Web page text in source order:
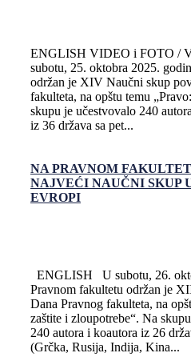
ENGLISH VIDEO i FOTO /
subotu, 25. oktobra 2025.
održan je XIV Naučni skup
fakulteta, na opštu temu
skupu je učestvovalo 240
iz 36 država sa pet...
NA PRAVNOM
NAJVEĆI NAUČNI SKUP
EVROPI
ENGLISH U subotu, 26.
Pravnom fakultetu održan je
Dana Pravnog fakulteta, na
zaštite i zloupotrebe“. Na
240 autora i koautora iz 26
(Grčka, Rusija, Indija, Kina...